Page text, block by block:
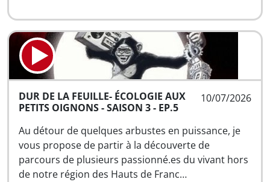
10/07/2026
DUR DE LA FEUILLE- ÉCOLOGIE AUX
PETITS OIGNONS - SAISON 3 - EP.5
Au détour de quelques arbustes en puissance, je
vous propose de partir à la découverte de
parcours de plusieurs passionné.es du vivant hors
de notre région des Hauts de Franc…